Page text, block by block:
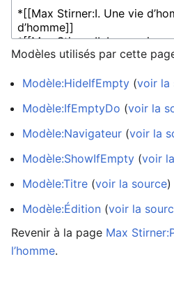
Modèles utilisés par cette
Modèle:HideIfEmpty (voir la
Modèle:IfEmptyDo (voir la
Modèle:Navigateur (voir la
Modèle:ShowIfEmpty (voir
Modèle:Titre (voir la source)
Modèle:Édition (voir la
Revenir à la page Max
l’homme.